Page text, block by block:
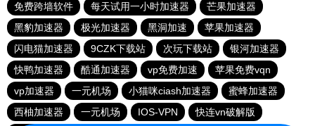
免费跨墙软件
每天试用一小时加速器
芒果加速器
黑豹加速器
极光加速器 黑洞加速
苹果加速器
闪电猫加速器
9CZK下载站 次玩下载站
银河加速器
快鸭加速器
酷通加速器 vp免费加速
苹果免费vqn
vp加速器
一元机场 小猫咪ciash加速器
蜜蜂加速器
西柚加速器
一元机场 IOS-VPN 快连vn破解版